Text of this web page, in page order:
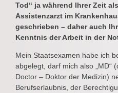
Tod“ ja während Ihrer Zeit als
Assistenzarzt im
geschrieben – daher auch
Kenntnis der Arbeit in der
Mein Staatsexamen habe ich
abgelegt, darf mich also „MD“
Doctor – Doktor der Medizin)
Berufserlaubnis, der